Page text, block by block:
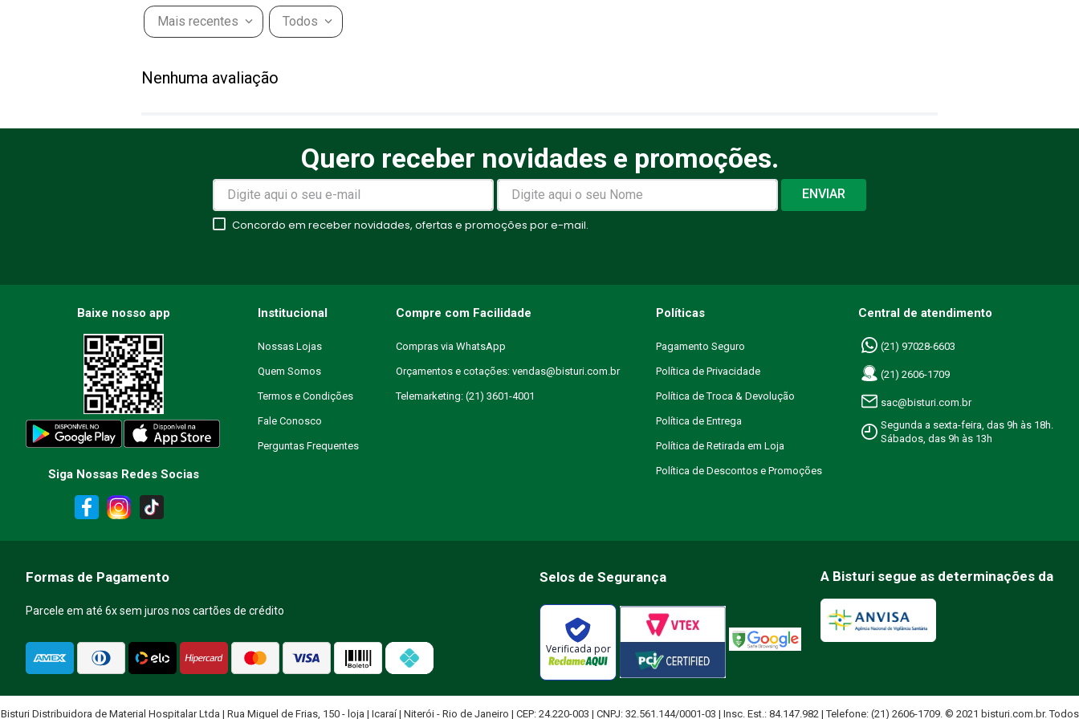
Avalie o produto de 1 a 5 estrelas
★★
Seu nome
Endereço de email
Escreva uma avaliação
Mais recentes Todos
Nenhuma avaliação
Quero receber novidades e promoções.
ENVIAR
Concordo em receber novidades, ofertas e promoções por e-mail.
Baixe nosso app
Siga Nossas Redes Socias
Institucional
Nossas Lojas
Quem Somos
Termos e Condições
Fale Conosco
Perguntas Frequentes
Compre com Facilidade
Compras via WhatsApp
Orçamentos e cotações: vendas@bisturi.com.br
Telemarketing: (21) 3601-4001
Políticas
Pagamento Seguro
Política de Privacidade
Política de Troca & Devolução
Política de Entrega
Política de Retirada em Loja
Política de Descontos e Promoções
Central de atendimento
(21) 97028-6603
(21) 2606-1709
sac@bisturi.com.br
Segunda a sexta-feira, das 9h às 18h.
Sábados, das 9h às 13h
Formas de Pagamento
Parcele em até 6x sem juros nos cartões de crédito
Selos de Segurança
Verificada por
A Bisturi segue as determinações da
Bisturi Distribuidora de Material Hospitalar Ltda | Rua Miguel de Frias, 150 - loja | Icaraí | Niterói - Rio de Janeiro | CEP: 24.220-003 | CNPJ: 32.561.144/0001-03 | Insc. Est.: 84.147.982 | Telefone: (21) 2606-1709. © 2021 bisturi.com.br. Todos